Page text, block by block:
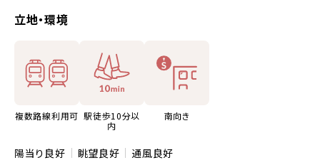
立地・環境
複数路線利用可 駅徒歩10分以
内
南向き
陽当り良好 眺望良好 通風良好